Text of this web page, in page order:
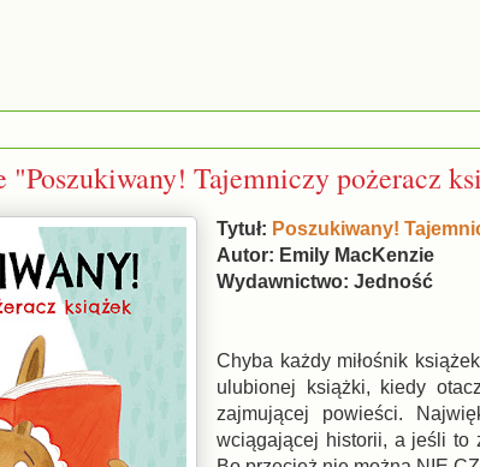
Tajemniczy pożeracz
Tytuł: Poszukiwany!
Autor: Emily MacKenzie
Wydawnictwo: Jedność
Chyba każdy miłośnik
ulubionej książki, kiedy
zajmującej powieści.
wciągającej historii, a jeśli to